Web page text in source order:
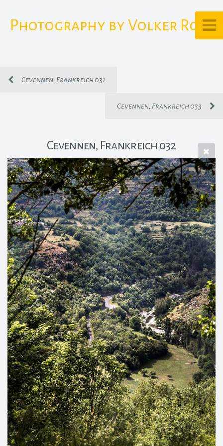
Photography by Volker Rost
Cevennen, Frankreich 031
Cevennen, Frankreich 033
Cevennen, Frankreich 032